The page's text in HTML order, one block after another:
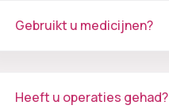
Gebruikt u medicijnen?
Heeft u operaties gehad?